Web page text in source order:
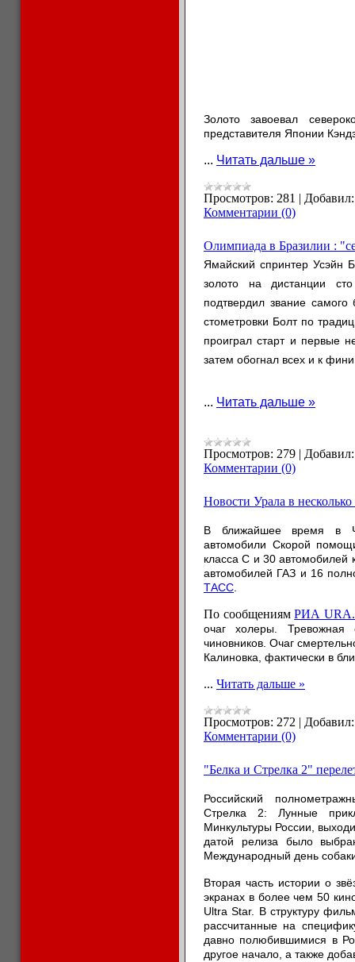
Золото завоевал
представителя Японии
... Читать дальше »
Просмотров: 281 | Добавил:
Комментарии (0)
Олимпиада в Бразилии :
Ямайский спринтер Усэйн
золото на дистанции
подтвердил звание
стометровки Болт по
проиграл старт и первые
затем обогнал всех и к
... Читать дальше »
Просмотров: 279 | Добавил:
Комментарии (0)
Новости Урала в несколько
В ближайшее время в
автомобили Скорой
класса С и 30 автомобилей
автомобилей ГАЗ и 16
ТАСС
По сообщениям РИА
очаг холеры.
чиновников. Очаг
Калиновка, фактически в
... Читать дальше »
Просмотров: 272 | Добавил:
Комментарии (0)
"Белка и Стрелка 2"
Российский
Стрелка 2: Лунные
Минкультуры России,
датой релиза было
Международный день
Вторая часть истории о
экранах в более чем 50
Ultra Star. В структуру
рассчитанные на
давно полюбившимися в
другое начало, а также